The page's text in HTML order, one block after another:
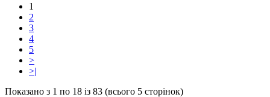
1
2
3
4
5
>
>|
Показано з 1 по 18 із 83 (всього 5 сторінок)